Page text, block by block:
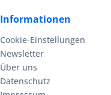
Informationen
Cookie-Einstellungen
Newsletter
Über uns
Datenschutz